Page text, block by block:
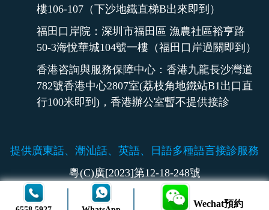
樓106-107（下沙地鐵直梯B出來即到）
福田口岸院：深圳市福田區 漁農社區裕亨路
50-3海悅華城104號一樓（福田口岸過關即到）
香港咨詢與服務保障中心：香港九龍長沙灣道
782號香港中心2807室(荔枝角地鐵站B1出口直
行100米即到)，香港辦公室暫不提供接診
提供廣東話、潮汕話、英語、日語多種語言接診服務
粵(C)廣[2023]第12-18-248號
Wechat預約